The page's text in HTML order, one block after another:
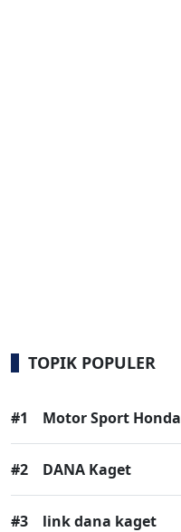
TOPIK POPULER
#1 Motor Sport Honda
#2 DANA Kaget
#3 link dana kaget